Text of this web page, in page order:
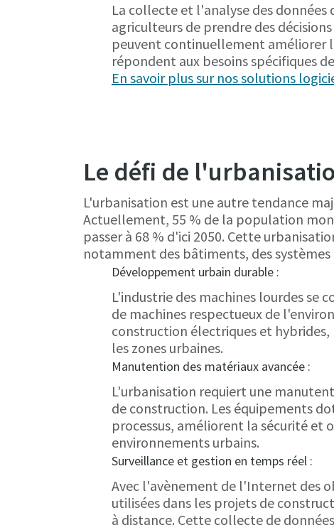
La collecte et l'analyse des
agriculteurs de prendre des
peuvent continuellement améliorer
répondent aux besoins spécifiques
En savoir plus sur nos solutions
Le défi de
L'urbanisation est une autre tendance
Actuellement, 55 % de la population
passer à 68 % d'ici 2050. Cette
notamment des bâtiments, des
Développement urbain durable :
L'industrie des machines lourdes se
de machines respectueux de
construction électriques et
les zones urbaines.
Manutention des matériaux avancée :
L'urbanisation requiert une
de construction. Les équipements
processus, améliorent la sécurité
environnements urbains.
Surveillance et gestion en temps réel :
Avec l'avènement de l'Internet des
utilisées dans les projets de
à distance. Cette collecte de